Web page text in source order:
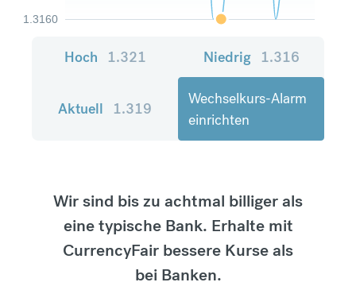
1.3160
Hoch 1.321 Niedrig 1.316
Aktuell 1.319
Wechselkurs-Alarm
einrichten
Wir sind bis zu achtmal billiger als
eine typische Bank. Erhalte mit
CurrencyFair bessere Kurse als
bei Banken.